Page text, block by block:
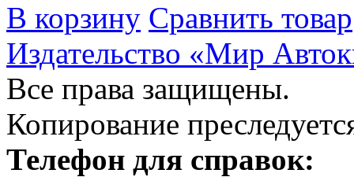
В корзину Сравнить товар
Издательство «Мир
Все права защищены.
Копирование
Телефон для справок: